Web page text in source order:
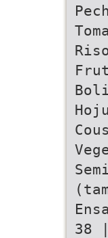
38 |